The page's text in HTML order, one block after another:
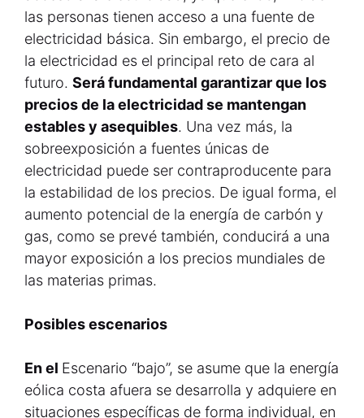
las personas tienen acceso a una fuente de
electricidad básica. Sin embargo, el precio de
la electricidad es el principal reto de cara al
futuro. Será fundamental garantizar que los
precios de la electricidad se mantengan
estables y asequibles. Una vez más, la
sobreexposición a fuentes únicas de
electricidad puede ser contraproducente para
la estabilidad de los precios. De igual forma, el
aumento potencial de la energía de carbón y
gas, como se prevé también, conducirá a una
mayor exposición a los precios mundiales de
las materias primas.
Posibles escenarios
En el Escenario “bajo”, se asume que la energía
eólica costa afuera se desarrolla y adquiere en
situaciones específicas de forma individual, en